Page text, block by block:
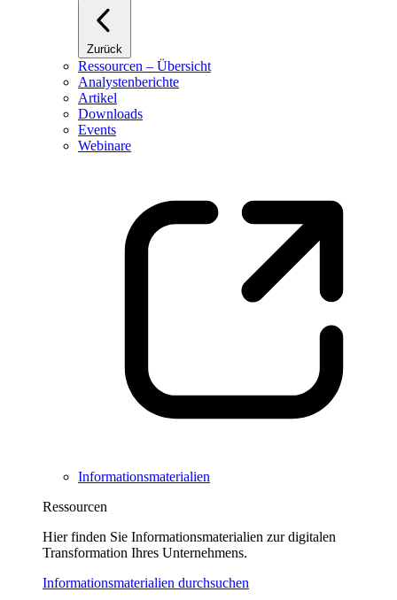
Zurück
Ressourcen – Übersicht
Analystenberichte
Artikel
Downloads
Events
Webinare
Informationsmaterialien
Ressourcen
Hier finden Sie Informationsmaterialien zur digitalen
Transformation Ihres Unternehmens.
Informationsmaterialien durchsuchen